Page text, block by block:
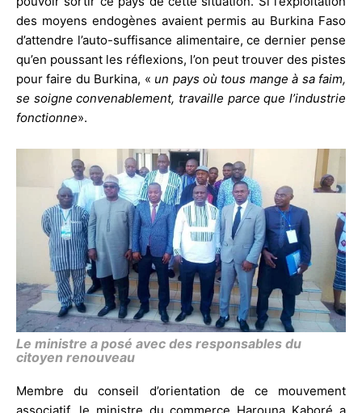
des moyens endogènes avaient permis au Burkina Faso
d’attendre l’auto-suffisance alimentaire, ce dernier pense
qu’en poussant les réflexions, l’on peut trouver des pistes
pour faire du Burkina, « un pays où tous mange à sa faim,
se soigne convenablement, travaille parce que l’industrie
fonctionne».
Le ministre a posé avec des responsables du
citoyen renouveau
Membre du conseil d’orientation de ce mouvement